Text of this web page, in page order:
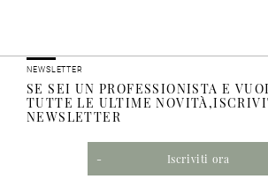
NEWSLETTER
SE SEI UN PROFESSIONISTA E
TUTTE LE ULTIME
NEWSLETTER
Iscriviti ora